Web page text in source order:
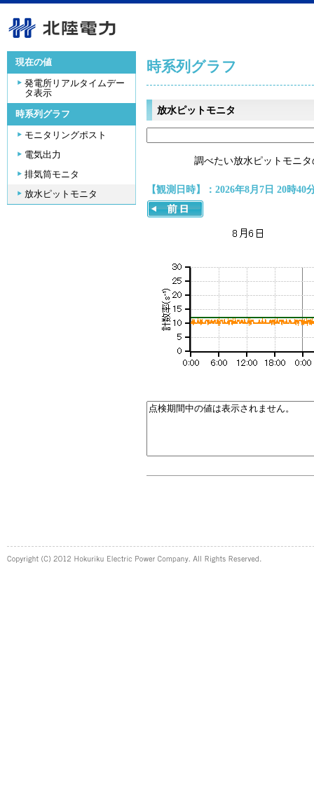
現在の値
発電所リアルタイムデー
タ表示
時系列グラフ
モニタリングポスト
電気出力
排気筒モニタ
放水ピットモニタ
時系列グラフ
放水ピットモニタ
調べたい放水ピットモニ
【観測日時】：2026年8月7日 20時40